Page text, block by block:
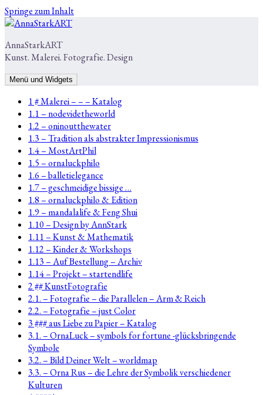
Springe zum Inhalt
AnnaStarkART
Kunst. Malerei. Fotografie. Design
Menü und Widgets
1 # Malerei – – – Katalog
1.1 – nodevidetheworld
1.2 – oninoutthewater
1.3 – Tradition als abstrakter Impressionismus
1.4 – MostArtPhil
1.5 – ornaluckphilo
1.6 – balletielegance
1.7 – geschmeidige bissige …
1.8 – ornaluckphilo & Edition
1.9 – mandalalife & Feng Shui
1.10 – Design by AnnStark
1.11 – Kunst & Mathematik
1.12 – Kinder & Workshops
1.13 – Auf Bestellung – Archiv
1.14 – Projekt – startendlife
2 ## KunstFotografie
2.1. – Fotografie – die Parallelen – Arm & Reich
2.2. – Fotografie – just Color
3 ### aus Liebe zu Papier – Katalog
3.1. – OrnaLuck – symbols for fortune -glücksbringende
Symbole
3.2. – Bild Deiner Welt – worldmap
3.3. – Orna Rus – die Lehre der Symbolik verschiedener
Kulturen